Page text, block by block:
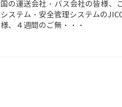
の運送会社・バス会社の皆様、
ステム・安全管理システムの
、４週間のご無 ・・・